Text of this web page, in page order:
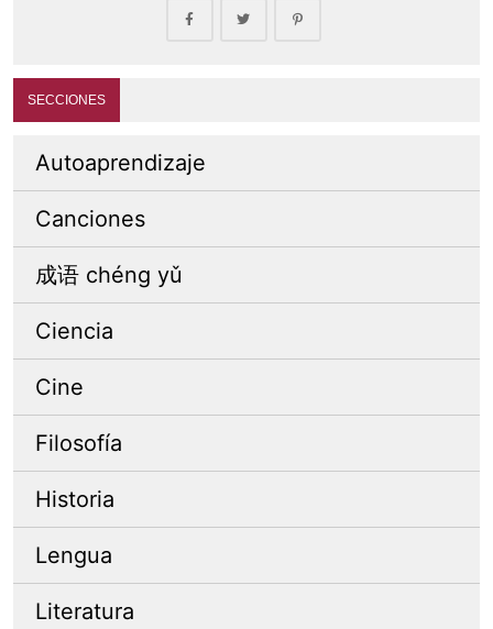
SECCIONES
Autoaprendizaje
Canciones
成语 chéng yǔ
Ciencia
Cine
Filosofía
Historia
Lengua
Literatura